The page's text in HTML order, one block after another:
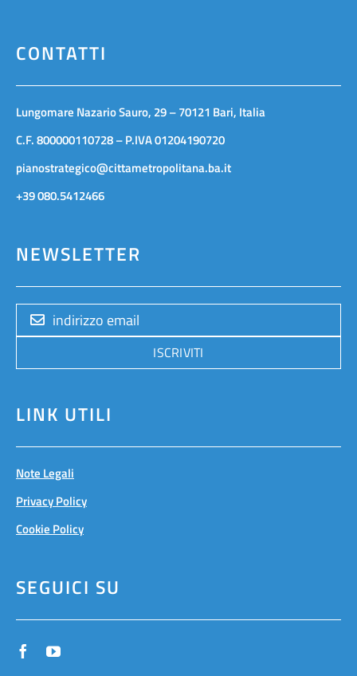
CONTATTI
Lungomare Nazario Sauro, 29 – 70121 Bari, Italia
C.F. 800000110728 – P.IVA 01204190720
pianostrategico@cittametropolitana.ba.it
+39 080.5412466
NEWSLETTER
ISCRIVITI
LINK UTILI
Note Legali
Privacy Policy
Cookie Policy
SEGUICI SU